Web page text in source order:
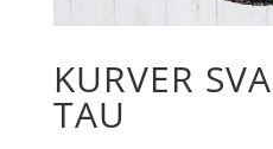
KURVER
TAU